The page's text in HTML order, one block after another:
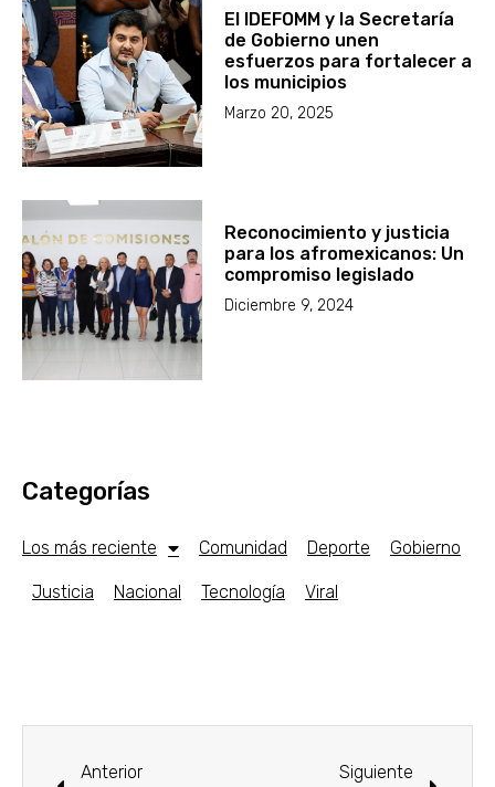
El IDEFOMM y la Secretaría
de Gobierno unen
esfuerzos para fortalecer a
los municipios
Marzo 20, 2025
Reconocimiento y justicia
para los afromexicanos: Un
compromiso legislado
Diciembre 9, 2024
Categorías
Los más reciente Comunidad Deporte Gobierno
Justicia Nacional Tecnología Viral
Anterior Siguiente